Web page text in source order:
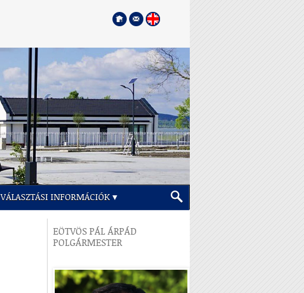
VÁLASZTÁSI INFORMÁCIÓK
EÖTVÖS PÁL ÁRPÁD
POLGÁRMESTER